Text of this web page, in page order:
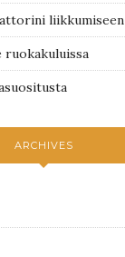
liikkumiseen
ruokakuluissa
ARCHIVES